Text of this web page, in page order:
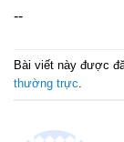
--
Bài viết này được
thường trực